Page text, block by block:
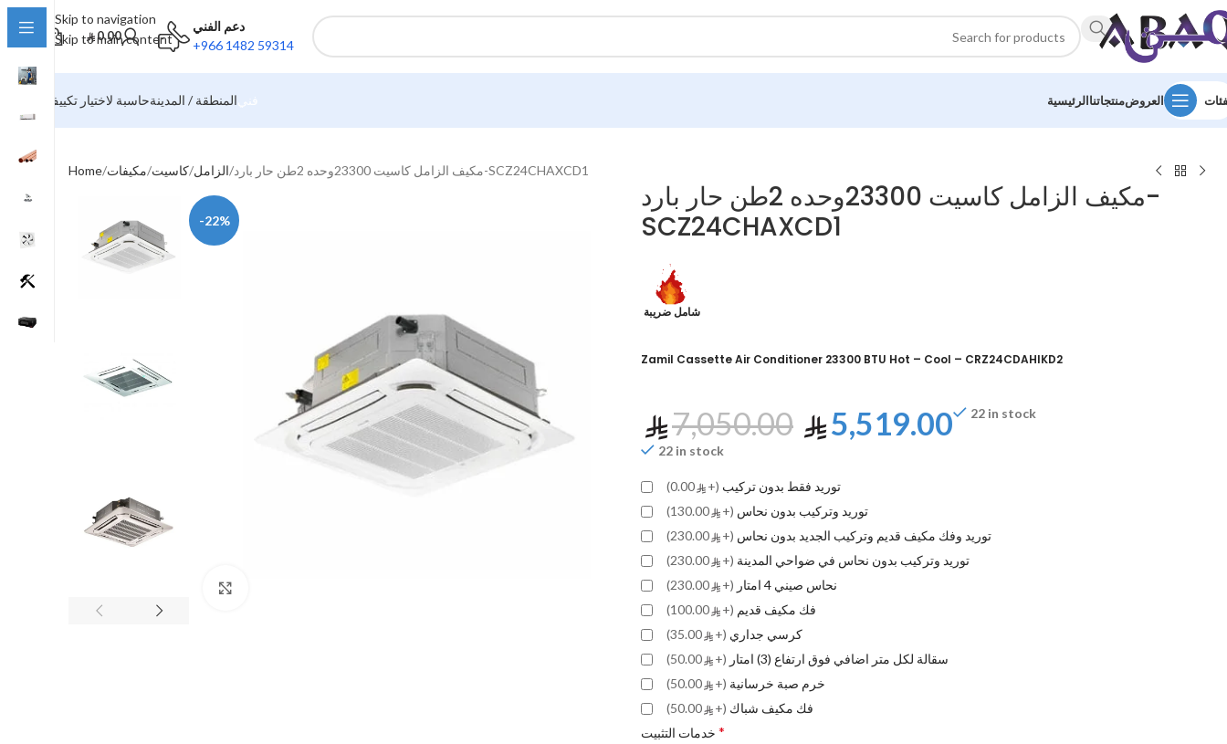
Skip to navigation
Skip to main content
0.00
دعم الفني
+966 1482 59314
حاسبة لاختيار تكييفالمنطقة / المدينةفني الرئيسيةمنتجاتناالعروض
Home مكيفات كاسيت الزامل مكيف الزامل كاسيت 23300وحده 2طن حار بارد-SCZ24CHAXCD1
-22%
مكيف الزامل كاسيت 23300وحده 2طن حار بارد-
SCZ24CHAXCD1
Zamil Cassette Air Conditioner 23300 BTU Hot – Cool – CRZ24CDAHIKD2
7,050.00 5,519.00 22 in stock
22 in stock
توريد فقط بدون تركيب (+
0.00)
توريد وتركيب بدون نحاس (+
130.00)
توريد وفك مكيف قديم وتركيب الجديد بدون نحاس (+
230.00)
توريد وتركيب بدون نحاس في ضواحي المدينة (+
230.00)
نحاس صيني 4 امتار
(+
230.00)
فك مكيف قديم (+
100.00)
كرسي جداري (+
35.00)
سقالة لكل متر اضافي فوق ارتفاع (3) امتار
(+
50.00)
خرم صبة خرسانية (+
50.00)
فك مكيف شباك (+
50.00)
خدمات التثبيت *